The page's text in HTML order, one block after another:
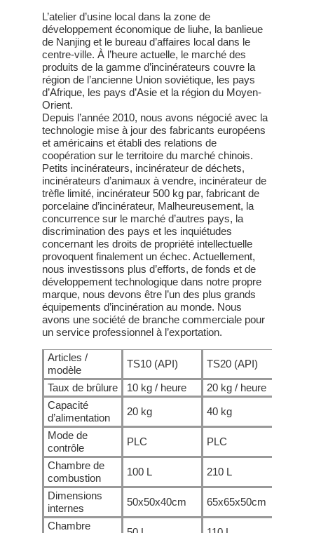
L’atelier d’usine local dans la zone de
développement économique de liuhe, la banlieue
de Nanjing et le bureau d’affaires local dans le
centre-ville. À l’heure actuelle, le marché des
produits de la gamme d’incinérateurs couvre la
région de l’ancienne Union soviétique, les pays
d’Afrique, les pays d’Asie et la région du Moyen-
Orient.
Depuis l’année 2010, nous avons négocié avec la
technologie mise à jour des fabricants européens
et américains et établi des relations de
coopération sur le territoire du marché chinois.
Petits incinérateurs, incinérateur de déchets,
incinérateurs d’animaux à vendre, incinérateur de
trèfle limité, incinérateur 500 kg par, fabricant de
porcelaine d’incinérateur, Malheureusement, la
concurrence sur le marché d’autres pays, la
discrimination des pays et les inquiétudes
concernant les droits de propriété intellectuelle
provoquent finalement un échec. Actuellement,
nous investissons plus d’efforts, de fonds et de
développement technologique dans notre propre
marque, nous devons être l’un des plus grands
équipements d’incinération au monde. Nous
avons une société de branche commerciale pour
un service professionnel à l’exportation.
Articles /
modèle
TS10 (API) TS20 (API)
Taux de brûlure
10 kg / heure 20 kg / heure
Capacité
d’alimentation
20 kg 40 kg
Mode de
contrôle
PLC PLC
Chambre de
combustion
100 L 210 L
Dimensions
internes
50x50x40cm 65x65x50cm
Chambre